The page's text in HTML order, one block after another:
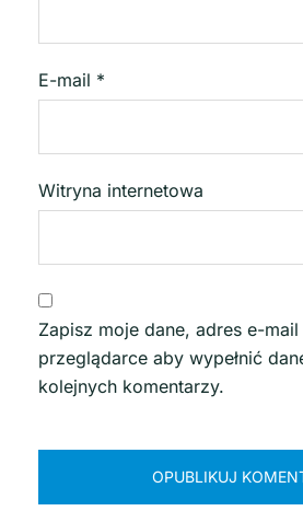
E-mail *
Witryna internetowa
Zapisz moje dane, adres e-
przeglądarce aby wypełnić
kolejnych komentarzy.